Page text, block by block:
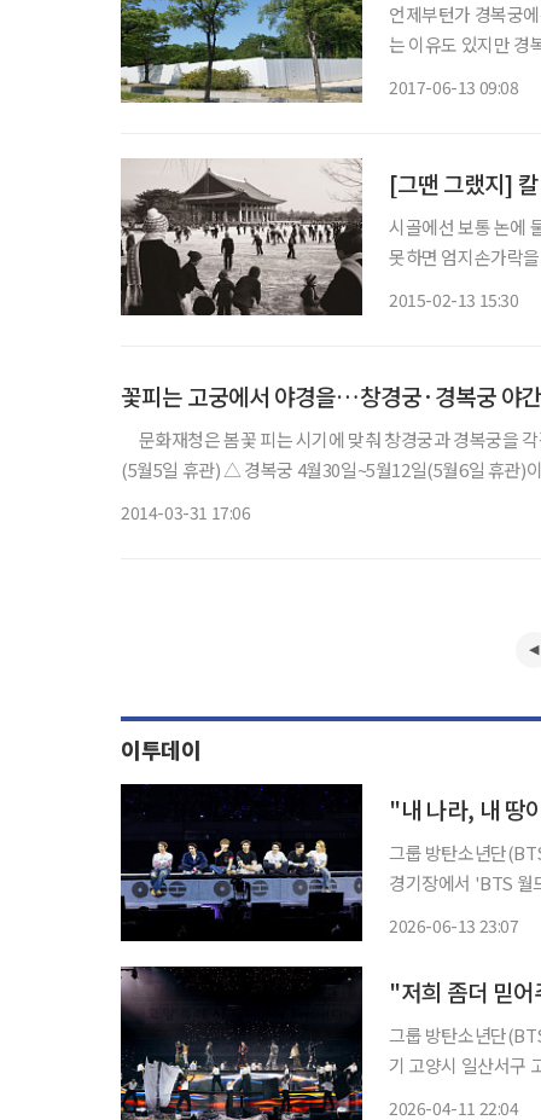
언제부턴가 경복궁
는 이유도 있지만 경
2017-06-13 09:08
[그땐 그랬지]
시골에선 보통 논에
못하면 엄지손가락
2015-02-13 15:30
꽃피는 고궁에서 야경을…창경궁·경복궁 야
문화재청은 봄꽃 피는 시기에 맞춰 창경궁과 경복궁을 각각 12일간 야간 개방한다.
(5월5일 휴관) △ 경복궁 4월30일~5월12일(5월6일 휴관)이다. 1일 최대 관람인원은 △ 창경궁 2천200명(인터넷 2천70
2014-03-31 17:06
이투데이
그룹 방탄소년단(BTS)이 부산에
경기장에서 'BTS
2026-06-13 23:07
"저희 좀더 믿
그룹 방탄소년단
기 고양시 일산서구
2026-04-11 22:04